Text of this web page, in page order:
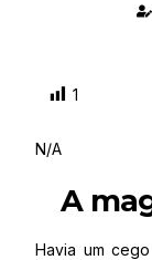
1
N/A
A
Havia um